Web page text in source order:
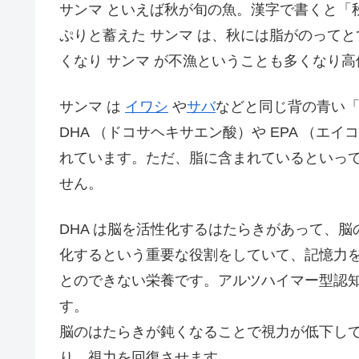
サンマ といえば秋が旬の魚。漢字で書くと
ぷりと蓄えた サンマ は、秋には脂がのって
くなり サンマ が不漁ということも多くなり
サンマ は イワシ やサバなどと同じ背の青い
DHA （ドコサヘキサエン酸）や EPA （エイ
れています。ただ、脂に含まれているといっ
せん。
DHA は脳を活性化するはたらきがあって、
化するという重要な役割をしていて、記憶力
とのできない栄養です。アルツハイマー型認
す。
脳のはたらきが鈍くなることで視力が低下し